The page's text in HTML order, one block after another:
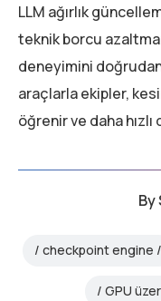
LLM ağırlık
teknik borcu
deneyimini
araçlarla ekipler,
öğrenir ve daha
By
checkpoint engine
GPU